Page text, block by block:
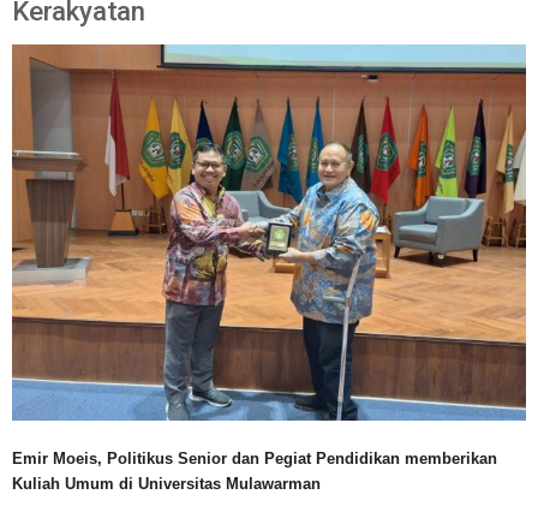
Kerakyatan
Emir Moeis, Politikus Senior dan Pegiat Pendidikan memberikan
Kuliah Umum di Universitas Mulawarman